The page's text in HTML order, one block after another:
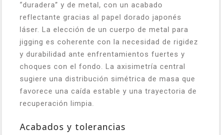
“duradera” y de metal, con un acabado
reflectante gracias al papel dorado japonés
láser. La elección de un cuerpo de metal para
jigging es coherente con la necesidad de rigidez
y durabilidad ante enfrentamientos fuertes y
choques con el fondo. La axisimetría central
sugiere una distribución simétrica de masa que
favorece una caída estable y una trayectoria de
recuperación limpia.
Acabados y tolerancias